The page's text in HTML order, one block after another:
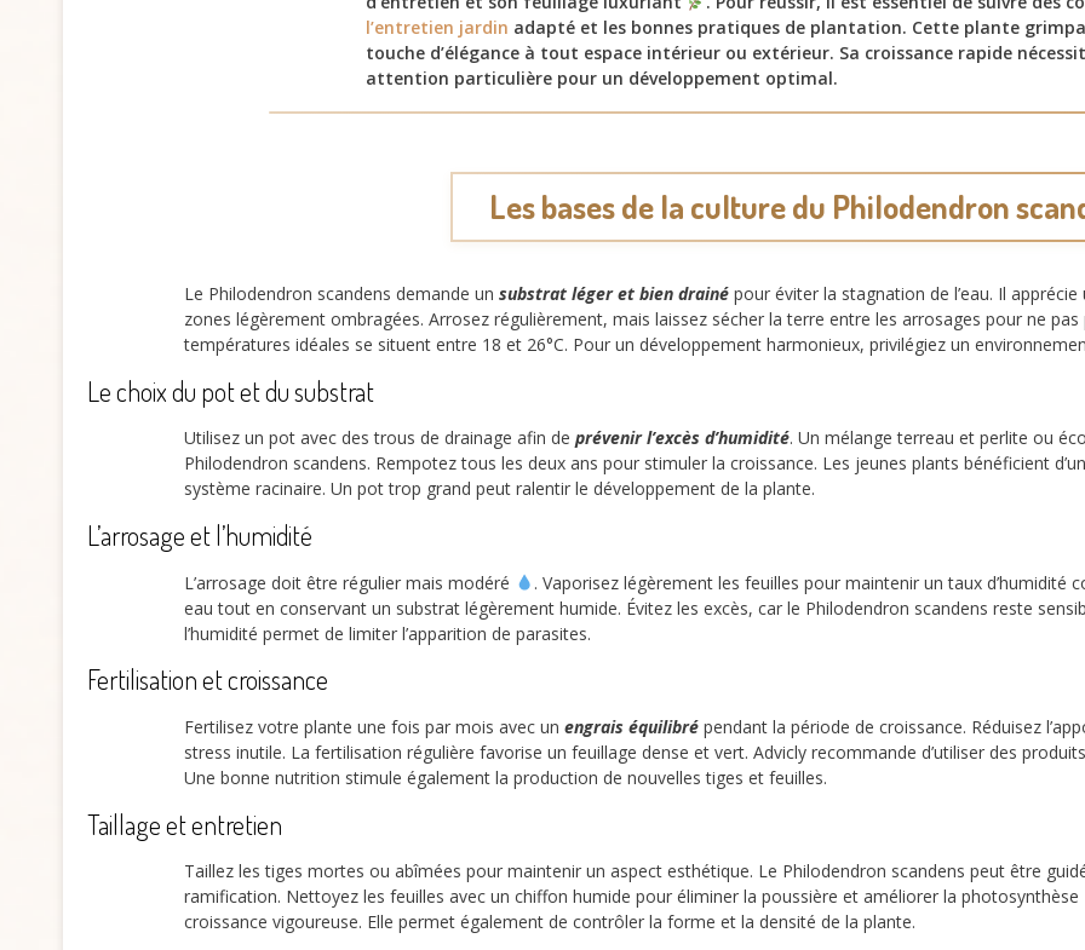
l’entretien jardin adapté et les bonnes pratiques de plantation. Cette plante
touche d’élégance à tout espace intérieur ou extérieur. Sa croissance rapide
attention particulière pour un développement optimal.
Les bases de la culture du Philodendron
Le Philodendron scandens demande un substrat léger et bien drainé pour éviter la stagnation de l’eau. Il
zones légèrement ombragées. Arrosez régulièrement, mais laissez sécher la terre entre les arrosages pour ne
températures idéales se situent entre 18 et 26°C. Pour un développement harmonieux, privilégiez un
Le choix du pot et du substrat
Utilisez un pot avec des trous de drainage afin de prévenir l’excès d’humidité. Un mélange terreau et perlite ou
Philodendron scandens. Rempotez tous les deux ans pour stimuler la croissance. Les jeunes plants bénéficient
système racinaire. Un pot trop grand peut ralentir le développement de la plante.
L’arrosage et l’humidité
L’arrosage doit être régulier mais modéré
. Vaporisez légèrement les feuilles pour maintenir un taux d’humidité
eau tout en conservant un substrat légèrement humide. Évitez les excès, car le Philodendron scandens reste
l’humidité permet de limiter l’apparition de parasites.
Fertilisation et croissance
Fertilisez votre plante une fois par mois avec un engrais équilibré pendant la période de croissance. Réduisez
stress inutile. La fertilisation régulière favorise un feuillage dense et vert. Advicly recommande d’utiliser des
Une bonne nutrition stimule également la production de nouvelles tiges et feuilles.
Taillage et entretien
Taillez les tiges mortes ou abîmées pour maintenir un aspect esthétique. Le Philodendron scandens peut être
ramification. Nettoyez les feuilles avec un chiffon humide pour éliminer la poussière et améliorer la photosynthèse
croissance vigoureuse. Elle permet également de contrôler la forme et la densité de la plante.